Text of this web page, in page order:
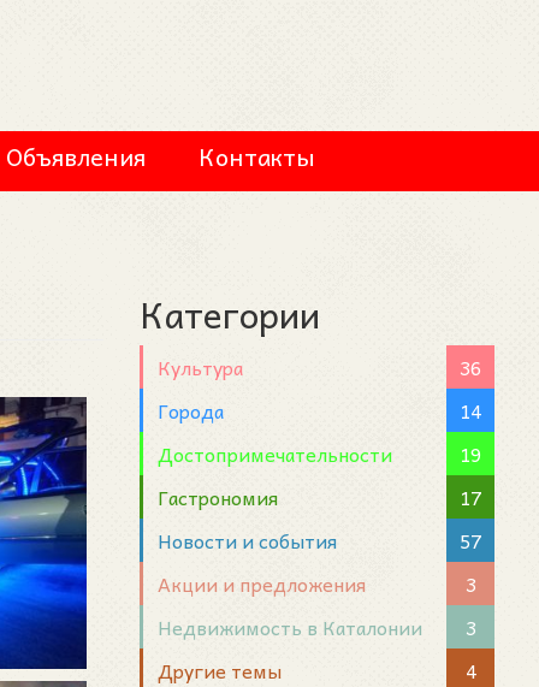
Объявления Контакты
Категории
Культура
36
Города
14
Достопримечательности
19
Гастрономия
17
Новости и события
57
Акции и предложения
3
Недвижимость в Каталонии
3
Другие темы
4